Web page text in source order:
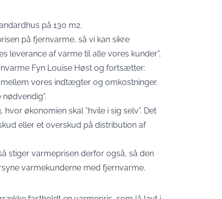
på 130 m2.
på fjernvarme, så vi kan sikre
leverance af varme til alle vores kunder”,
Fyn Louise Høst og fortsætter:
vores indtægter og omkostninger.
økonomien skal ”hvile i sig selv”. Det
eller et overskud på distribution af
stiger varmeprisen derfor også, så den
varmekunderne med fjernvarme.